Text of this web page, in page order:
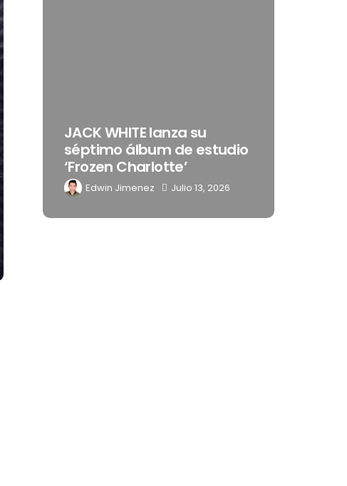
JACK WHITE lanza su
séptimo álbum de estudio
‘Frozen Charlotte’
Edwin Jimenez Julio 13, 2026